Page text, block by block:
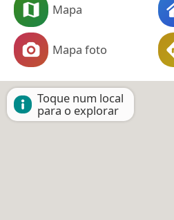
Mapa
Mapa foto
Toque num local
para o explorar